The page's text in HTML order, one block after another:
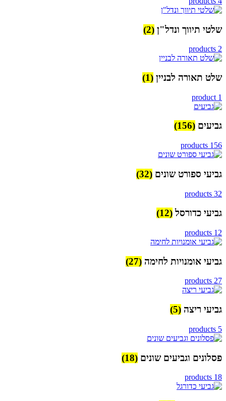
שלטי תיווך ונדל"ן (2)
2 products
שלט תאורה לבניין (1)
1 product
גביעים (156)
156 products
גביעי ספורט שונים (32)
32 products
גביעי כדורסל (12)
12 products
גביעי אומנויות לחימה (27)
27 products
גביעי ריצה (5)
5 products
פסלונים וגביעים שונים (18)
18 products